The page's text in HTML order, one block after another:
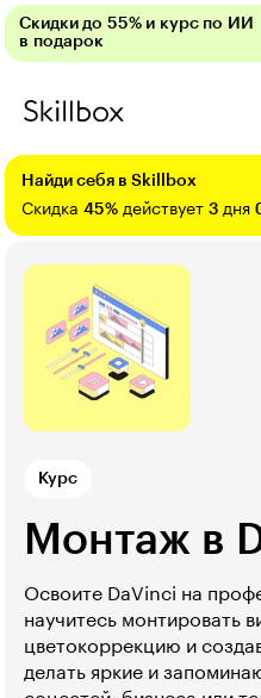
Скидки до 55% и курс по ИИ
в подарок
Найди себя в Skillbox
Скидка 45% действует 3 дня
Курс
Монтаж в
Освоите DaVinci на
научитесь монтировать
цветокоррекцию и
делать яркие и